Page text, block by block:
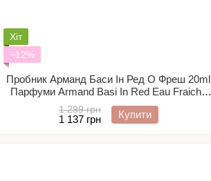
Хіт
−12%
Пробник Арманд Баси Ін Ред О Фреш 20ml
Парфуми Armand Basi In Red Eau Fraiche
Розпив/ Відливант
1 299 грн
1 137 грн Купити